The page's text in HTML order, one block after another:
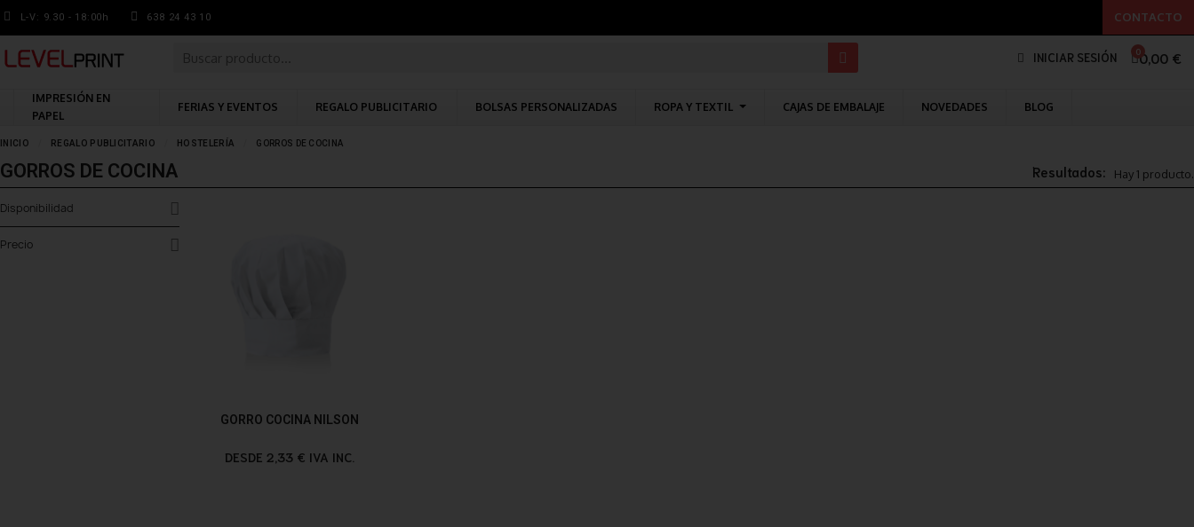
L-V: 9.30 - 18:00h 638 24 43 10 CONTACTO
INICIAR SESIÓN 0,00 €
IMPRESIÓN EN
PAPEL
FERIAS Y EVENTOS REGALO PUBLICITARIO BOLSAS PERSONALIZADAS ROPA Y TEXTIL CAJAS DE EMBALAJE NOVEDADES BLOG
INICIO REGALO PUBLICITARIO HOSTELERÍA GORROS DE COCINA
GORROS DE COCINA Resultados: Hay 1 producto.
Disponibilidad
Precio
GORRO COCINA NILSON
DESDE 2,33 € IVA INC.